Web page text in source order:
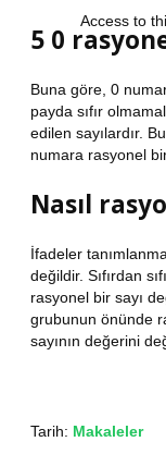
5 0
Buna göre, 0
payda sıfır
edilen sayılardır.
numara rasyonel bir
Nasıl
İfadeler
değildir. Sıfırdan
rasyonel bir sayı
grubunun önünde
sayının değerini
Tarih: Makaleler
Access to